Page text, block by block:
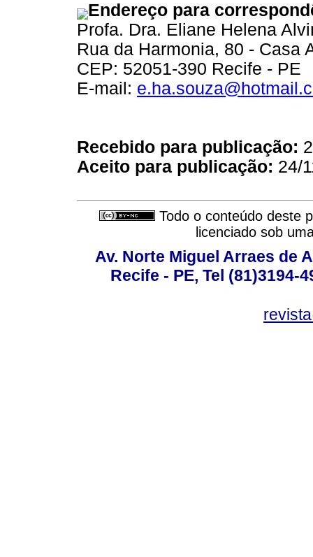
Endereço para
Profa. Dra. Eliane Helena
Rua da Harmonia, 80 - Casa
CEP: 52051-390 Recife - PE
E-mail:
Recebido para publicação:
Aceito para publicação: 24/
Todo o conteúdo deste
licenciado sob
Av. Norte Miguel Arraes de
Recife - PE, Tel (81)3194-